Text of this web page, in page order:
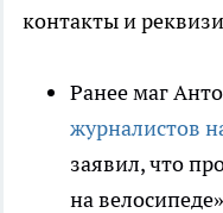
контакты и
Ранее маг
журналистов
заявил, что
на